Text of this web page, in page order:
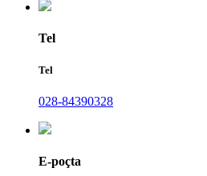
Tel
Tel
028-84390328
E-poçta